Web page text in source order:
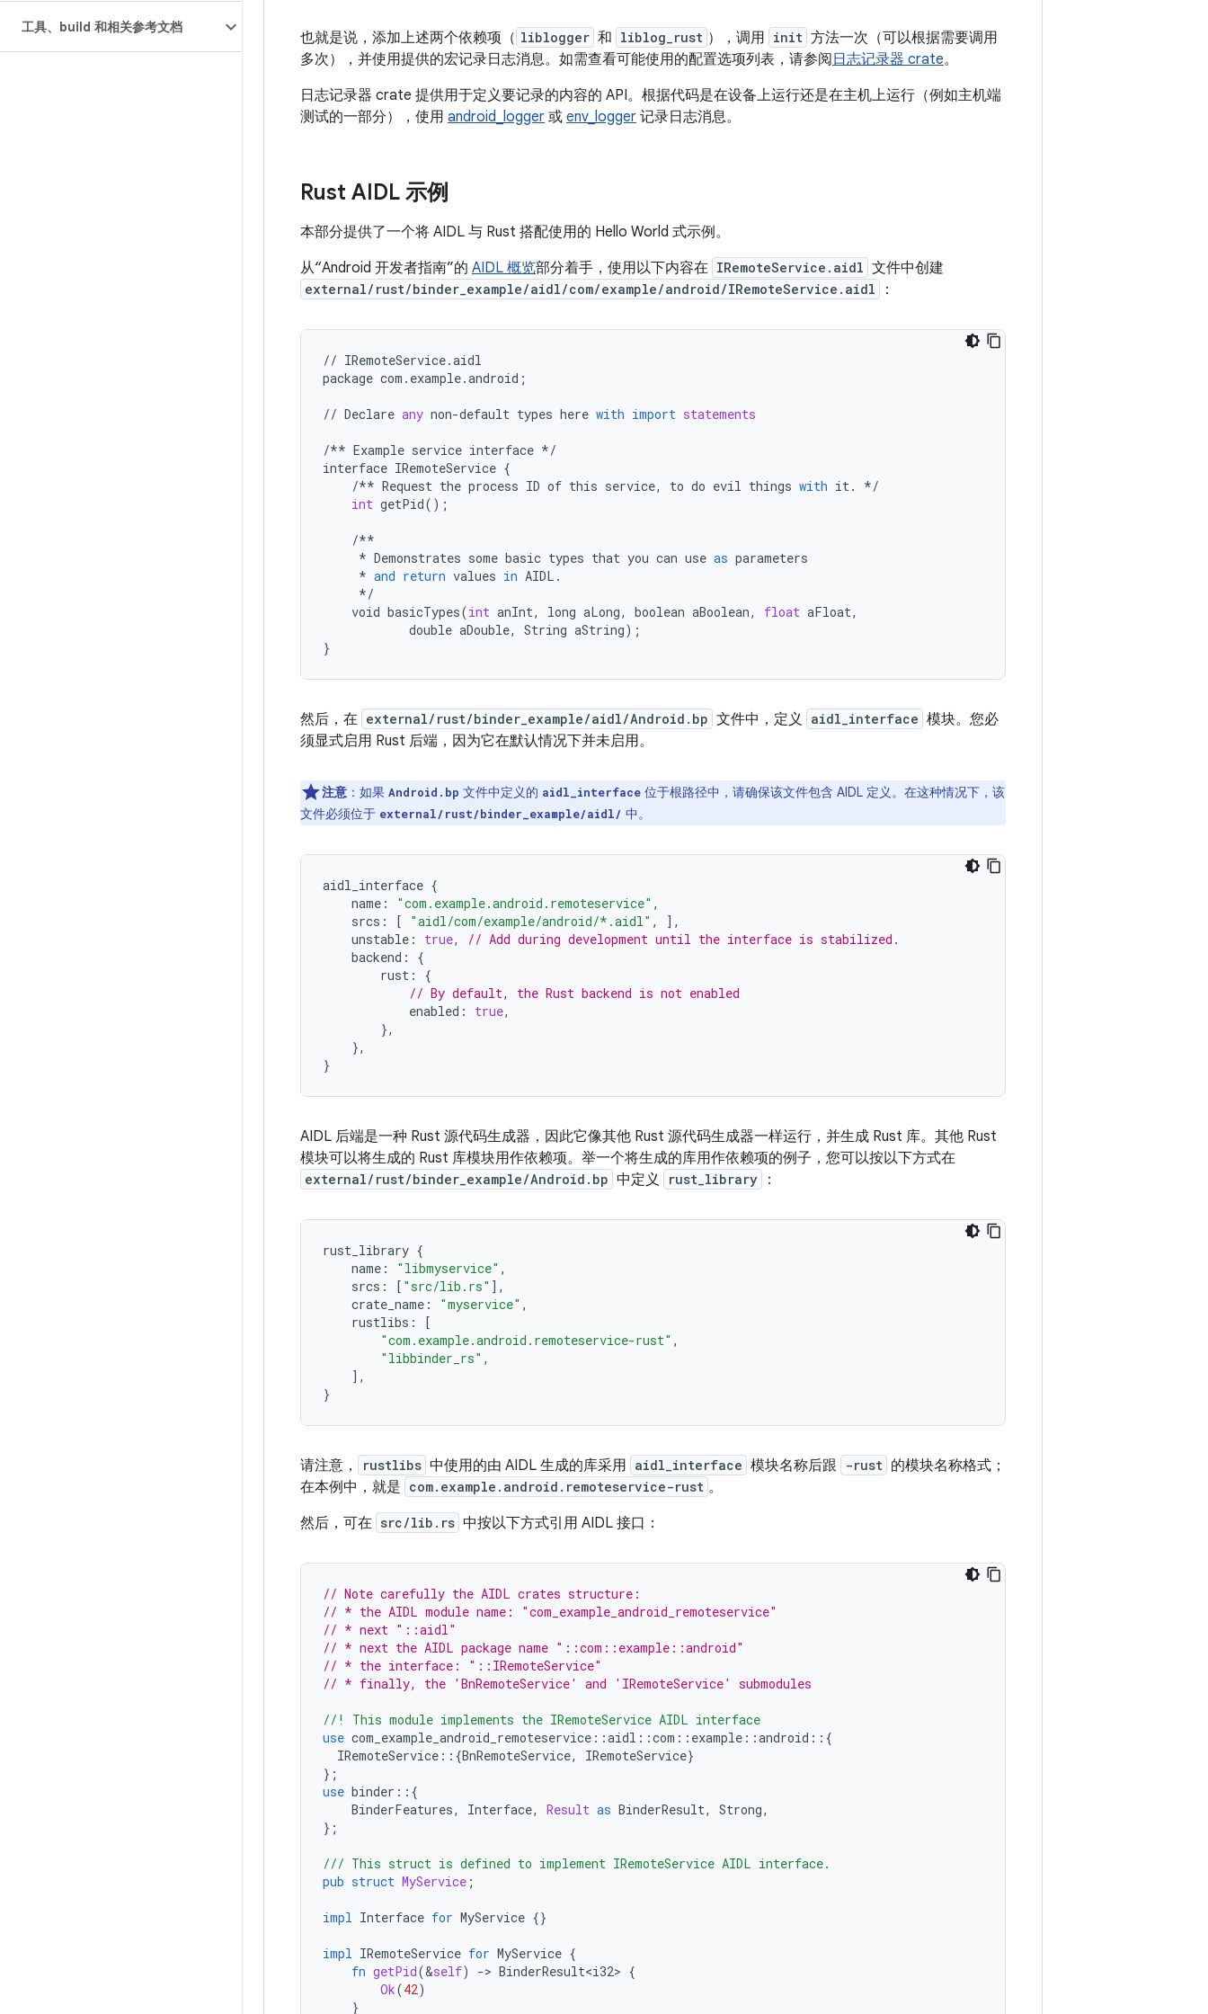
工具、build 和相关参考文档
也就是说，添加上述两个依赖项（ liblogger 和 liblog_rust ），调用 init 方法一次（可以根据需要调用
多次），并使用提供的宏记录日志消息。如需查看可能使用的配置选项列表，请参阅 日志记录器 crate。
日志记录器 crate 提供用于定义要记录的内容的 API。根据代码是在设备上运行还是在主机上运行（例如主机端
测试的一部分），使用 android_logger 或 env_logger 记录日志消息。
Rust AIDL 示例
本部分提供了一个将 AIDL 与 Rust 搭配使用的 Hello World 式示例。
从“Android 开发者指南”的 AIDL 概览部分着手，使用以下内容在 IRemoteService.aidl 文件中创建
external/rust/binder_example/aidl/com/example/android/IRemoteService.aidl ：
// IRemoteService.aidl
package com . example.android ;
// Declare any non-default types here with import statements
/** Example service interface */
interface IRemoteService {
/** Request the process ID of this service, to do evil things with it.
*/
int getPid();
/**
* Demonstrates some basic types that you can use as parameters
* and return values in AIDL .
*/
void basicTypes(int anInt, long aLong, boolean aBoolean, float aFloat,
double aDouble, String aString);
}
然后，在 external/rust/binder_example/aidl/Android.bp 文件中，定义 aidl_interface 模块。您必
须显式启用 Rust 后端，因为它在默认情况下并未启用。
注意 ：如果 Android.bp 文件中定义的 aidl_interface 位于根路径中，请确保该文件包含 AIDL 定义。在这种情况下，该
文件必须位于 external/rust/binder_example/aidl/ 中。
aidl_interface {
name : "com.example.android.remoteservice" ,
srcs : [ "aidl/com/example/android/*.aidl" ,
],
unstable : true,
// Add during development until the interface is stabilized.
backend :
{
rust :
{
// By default, the Rust backend is not enabled
enabled : true,
},
},
}
AIDL 后端是一种 Rust 源代码生成器，因此它像其他 Rust 源代码生成器一样运行，并生成 Rust 库。其他 Rust
模块可以将生成的 Rust 库模块用作依赖项。举一个将生成的库用作依赖项的例子，您可以按以下方式在
external/rust/binder_example/Android.bp 中定义 rust_library ：
rust_library {
name : "libmyservice" ,
srcs : [ "src/lib.rs" ],
crate_name : "myservice" ,
rustlibs :
[
"com.example.android.remoteservice-rust" ,
"libbinder_rs" ,
],
}
请注意， rustlibs 中使用的由 AIDL 生成的库采用 aidl_interface 模块名称后跟 -rust 的模块名称格式；
在本例中，就是 com.example.android.remoteservice-rust 。
然后，可在 src/lib.rs 中按以下方式引用 AIDL 接口：
// Note carefully the AIDL crates structure:
// * the AIDL module name: "com_example_android_remoteservice"
// * next "::aidl"
// * next the AIDL package name "::com::example::android"
// * the interface: "::IRemoteService"
// * finally, the 'BnRemoteService' and 'IRemoteService' submodules
//! This module implements the IRemoteService AIDL interface
use com_example_android_remoteservice ::aidl ::com :: example ::android ::{
IRemoteService ::{BnRemoteService, IRemoteService}
};
use binder ::{
BinderFeatures, Interface, Result as BinderResult, Strong,
};
/// This struct is defined to implement IRemoteService AIDL interface.
pub struct MyService ;
impl Interface for MyService {}
impl IRemoteService for MyService {
fn getPid(&self) -> BinderResult<i32> {
Ok(42)
}